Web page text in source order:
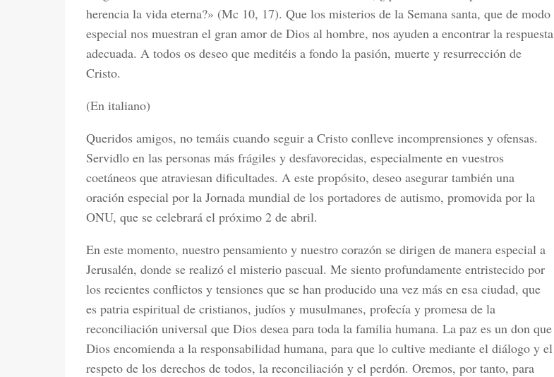
herencia la vida eterna?» (Mc 10, 17). Que los misterios de la Semana santa, que de modo
especial nos muestran el gran amor de Dios al hombre, nos ayuden a encontrar la respuesta
adecuada. A todos os deseo que meditéis a fondo la pasión, muerte y resurrección de
Cristo.
(En italiano)
Queridos amigos, no temáis cuando seguir a Cristo conlleve incomprensiones y ofensas.
Servidlo en las personas más frágiles y desfavorecidas, especialmente en vuestros
coetáneos que atraviesan dificultades. A este propósito, deseo asegurar también una
oración especial por la Jornada mundial de los portadores de autismo, promovida por la
ONU, que se celebrará el próximo 2 de abril.
En este momento, nuestro pensamiento y nuestro corazón se dirigen de manera especial a
Jerusalén, donde se realizó el misterio pascual. Me siento profundamente entristecido por
los recientes conflictos y tensiones que se han producido una vez más en esa ciudad, que
es patria espiritual de cristianos, judíos y musulmanes, profecía y promesa de la
reconciliación universal que Dios desea para toda la familia humana. La paz es un don que
Dios encomienda a la responsabilidad humana, para que lo cultive mediante el diálogo y el
respeto de los derechos de todos, la reconciliación y el perdón. Oremos, por tanto, para